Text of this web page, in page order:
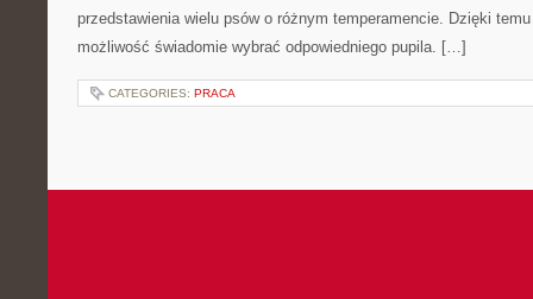
przedstawienia wielu psów o różnym temperamencie. Dzięki
możliwość świadomie wybrać odpowiedniego pupila. […]
CATEGORIES: PRACA